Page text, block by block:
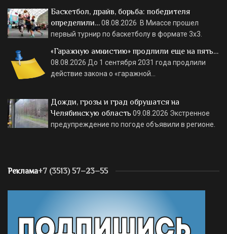
Баскетбол, драйв, борьба: победителя
определили…08.08.2026 В Миассе прошел
первый турнир по баскетболу в формате 3х3.
«Гаражную амнистию» продлили еще на пять…
08.08.2026 До 1 сентября 2031 года продлили
действие закона о «гаражной…
Дожди, грозы и град обрушатся на
Челябинскую область 09.08.2026 Экстренное
предупреждение по погоде объявили в регионе.
Реклама+7 (3513) 57–23–55